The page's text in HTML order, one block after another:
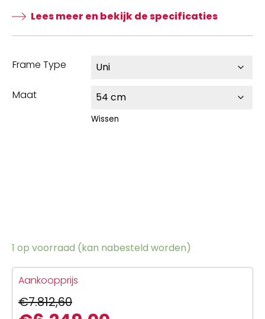
Lees meer en bekijk de specificaties
Frame Type
Maat
Wissen
1 op voorraad (kan nabesteld worden)
Aankoopprijs
€7.812,60